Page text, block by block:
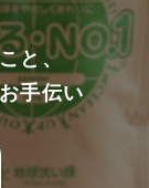
と、
手伝い